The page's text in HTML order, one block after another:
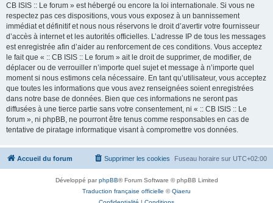
CB ISIS :: Le forum » est hébergé ou encore la loi internationale. Si vous ne
respectez pas ces dispositions, vous vous exposez à un bannissement
immédiat et définitif et nous nous réservons le droit d’avertir votre fournisseur
d’accès à internet et les autorités officielles. L’adresse IP de tous les messages
est enregistrée afin d’aider au renforcement de ces conditions. Vous acceptez
le fait que « :: CB ISIS :: Le forum » ait le droit de supprimer, de modifier, de
déplacer ou de verrouiller n’importe quel sujet et message à n’importe quel
moment si nous estimons cela nécessaire. En tant qu’utilisateur, vous acceptez
que toutes les informations que vous avez renseignées soient enregistrées
dans notre base de données. Bien que ces informations ne seront pas
diffusées à une tierce partie sans votre consentement, ni « :: CB ISIS :: Le
forum », ni phpBB, ne pourront être tenus comme responsables en cas de
tentative de piratage informatique visant à compromettre vos données.
Accueil du forum Fuseau horaire sur UTC+02:00
Supprimer les cookies
Développé parphpBB® Forum Software © phpBB Limited
Traduction française officielle ©Qiaeru